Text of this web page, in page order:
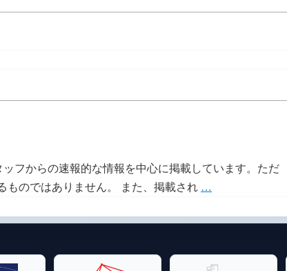
ら
各
ー
ム
フからの速報的な情報を中心に掲載しています。ただ
ものではありません。 また、掲載され …
ら
ノ